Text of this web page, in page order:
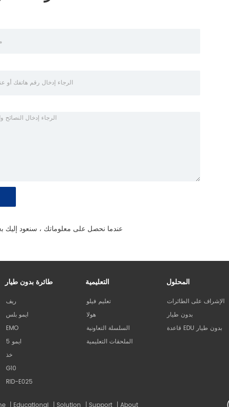
عندما نحصل على معلوماتك ، سنعود إليك
طائرة بدون طيار
ريف
ايمو بلس
EMO
ايمو 5
خذ
G10
RID-E025
التعليمية
تعليم فيلو
هولا
السلسلة التعاونية
الملحقات التعليمية
المحلول
الإشراف على الطائرات
بدون طيار
قاعدة EDU بدون طيار